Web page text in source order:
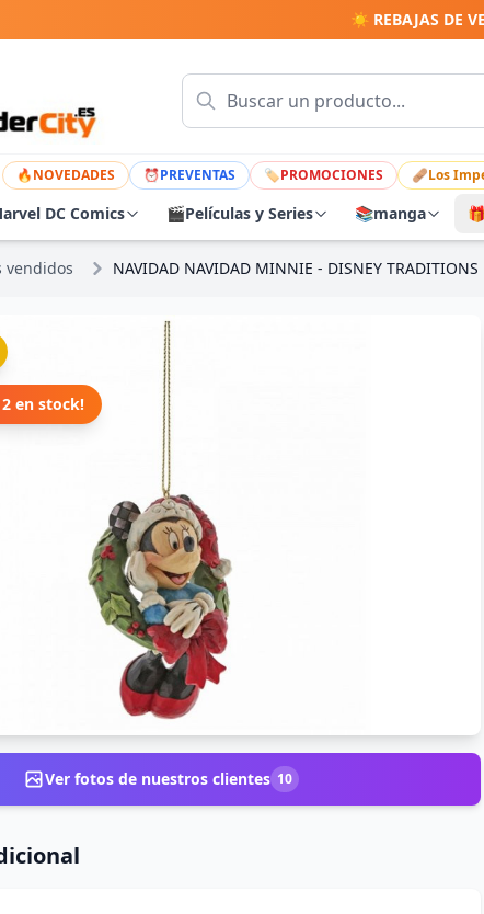
☀️ REBAJAS DE
🔥NOVEDADES ⏰PREVENTAS 🏷PROMOCIONES 🩹Los
DC Comics 🎬Películas y Series 📚manga 🎁
vendidos NAVIDAD NAVIDAD MINNIE - DISNEY TRADITIONS
2 en stock!
Ver fotos de nuestros clientes 10